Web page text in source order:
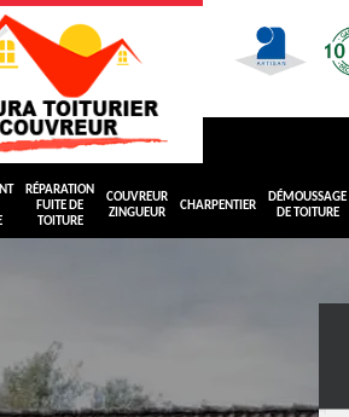
RÉPARATION
FUITE DE
TOITURE
COUVREUR
ZINGUEUR
CHARPENTIER
DÉMOUSSAGE
DE TOITURE